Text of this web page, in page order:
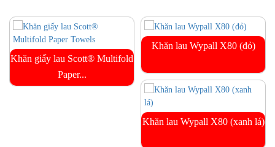
Khăn giấy lau Scott® Multifold
Paper...
Khăn lau Wypall X80 (đỏ)
Khăn lau Wypall X80 (xanh lá)